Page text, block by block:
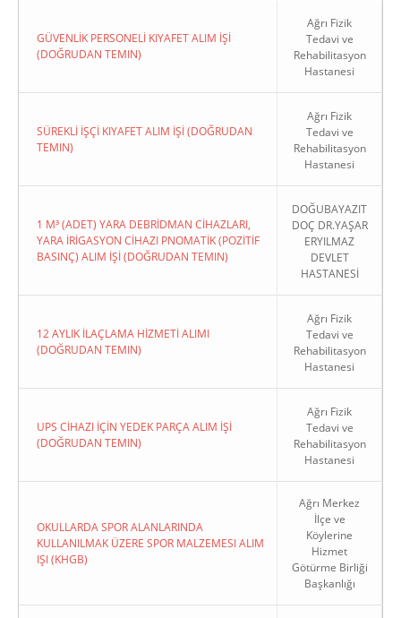
GÜVENLİK PERSONELİ KIYAFET ALIM İŞİ
(DOĞRUDAN TEMIN)
Ağrı Fizik
Tedavi ve
Rehabilitasyon
Hastanesi
SÜREKLİ İŞÇİ KIYAFET ALIM İŞİ (DOĞRUDAN
TEMIN)
Ağrı Fizik
Tedavi ve
Rehabilitasyon
Hastanesi
1 M³ (ADET) YARA DEBRİDMAN CİHAZLARI,
YARA İRİGASYON CİHAZI PNOMATİK (POZİTİF
BASINÇ) ALIM İŞİ (DOĞRUDAN TEMIN)
DOĞUBAYAZIT
DOÇ DR.YAŞAR
ERYILMAZ
DEVLET
HASTANESİ
12 AYLIK İLAÇLAMA HİZMETİ ALIMI
(DOĞRUDAN TEMIN)
Ağrı Fizik
Tedavi ve
Rehabilitasyon
Hastanesi
UPS CİHAZI İÇİN YEDEK PARÇA ALIM İŞİ
(DOĞRUDAN TEMIN)
Ağrı Fizik
Tedavi ve
Rehabilitasyon
Hastanesi
OKULLARDA SPOR ALANLARINDA
KULLANILMAK ÜZERE SPOR MALZEMESI ALIM
IŞI (KHGB)
Ağrı Merkez
İlçe ve
Köylerine
Hizmet
Götürme Birliği
Başkanlığı